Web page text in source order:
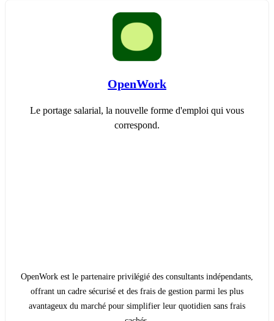
OpenWork
Le portage salarial, la nouvelle forme d'emploi qui vous
correspond.
OpenWork est le partenaire privilégié des consultants indépendants,
offrant un cadre sécurisé et des frais de gestion parmi les plus
avantageux du marché pour simplifier leur quotidien sans frais